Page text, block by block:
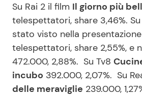
Su Rai 2 il film Il giorno più
telespettatori, share 3,46%. Su
stato visto nella
telespettatori, share 2,55%, e
472.000, 2,88%. Su Tv8
incubo 392.000, 2,07%. Su
delle meraviglie 239.000,